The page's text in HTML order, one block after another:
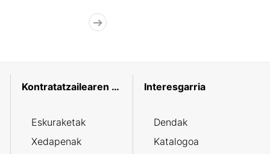
Kontratatzailearen profila
Eskuraketak
Xedapenak
Interesgarria
Dendak
Katalogoa